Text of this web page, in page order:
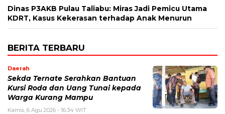
Dinas P3AKB Pulau Taliabu: Miras Jadi Pemicu Utama
KDRT, Kasus Kekerasan terhadap Anak Menurun
BERITA TERBARU
Daerah
Sekda Ternate Serahkan Bantuan
Kursi Roda dan Uang Tunai kepada
Warga Kurang Mampu
Kamis, 6 Agu 2026 - 16:34 WIT